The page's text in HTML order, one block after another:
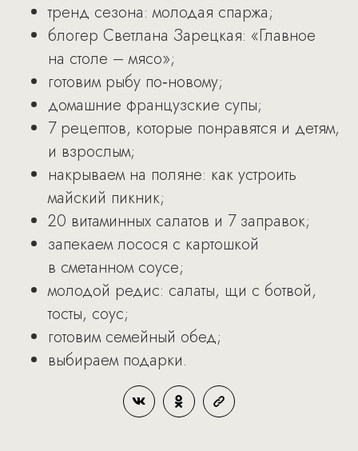
тренд сезона: молодая спаржа;
блогер Светлана Зарецкая: «Главное
на столе – мясо»;
готовим рыбу по‑новому;
домашние французские супы;
7 рецептов, которые понравятся и детям,
и взрослым;
накрываем на поляне: как устроить
майский пикник;
20 витаминных салатов и 7 заправок;
запекаем лосося с картошкой
в сметанном соусе;
молодой редис: салаты, щи с ботвой,
тосты, соус;
готовим семейный обед;
выбираем подарки.